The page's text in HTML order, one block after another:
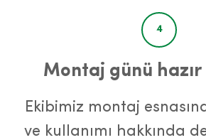
4
Montaj günü
Ekibimiz montaj
ve kullanımı hakkında